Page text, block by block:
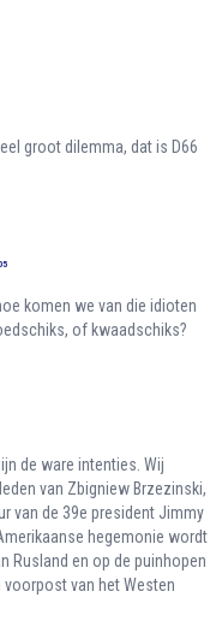
groot dilemma, dat is D66
komen we van die idioten
of kwaadschiks?
de ware intenties. Wij
van Zbigniew Brzezinski,
van de 39e president Jimmy
hegemonie wordt
Rusland en op de puinhopen
van het Westen